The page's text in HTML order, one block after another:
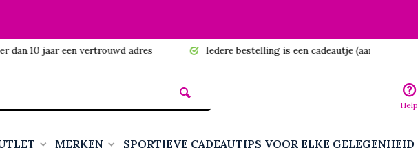
10 jaar een vertrouwd adres Iedere bestelling is een cadeautje (aan jezelf)!
Help
MERKEN SPORTIEVE CADEAUTIPS VOOR ELKE GELEGENHEID